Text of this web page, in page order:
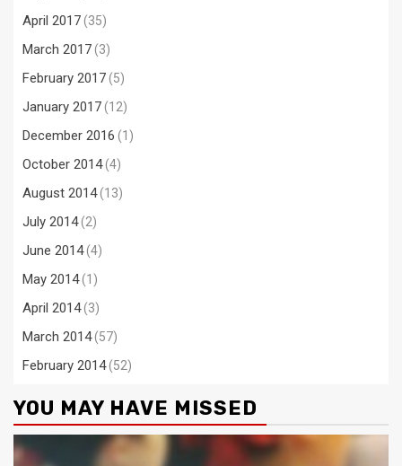
April 2017(35)
March 2017(3)
February 2017(5)
January 2017(12)
December 2016 (1)
October 2014(4)
August 2014(13)
July 2014(2)
June 2014(4)
May 2014(1)
April 2014(3)
March 2014(57)
February 2014(52)
YOU MAY HAVE MISSED